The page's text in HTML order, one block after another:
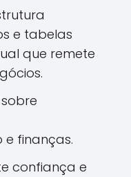
e tabelas
que remete
finanças.
confiança e